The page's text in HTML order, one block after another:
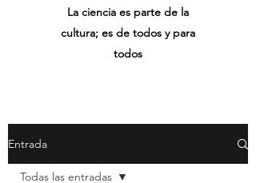
La ciencia es parte de la
cultura; es de todos y para
todos
Entrada
Todas las entradas